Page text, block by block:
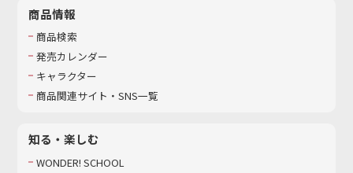
商品情報
商品検索
発売カレンダー
キャラクター
商品関連サイト・SNS一覧
知る・楽しむ
WONDER! SCHOOL